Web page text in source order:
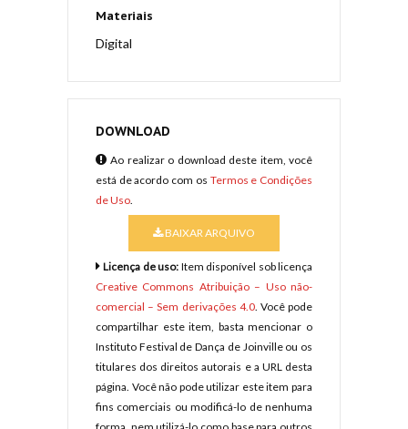
Materiais
Digital
DOWNLOAD
Ao realizar o download deste item, você
está de acordo com os Termos e Condições
de Uso.
BAIXAR ARQUIVO
Licença de uso: Item disponível sob licença
Creative Commons Atribuição – Uso não-
comercial – Sem derivações 4.0. Você pode
compartilhar este item, basta mencionar o
Instituto Festival de Dança de Joinville ou os
titulares dos direitos autorais e a URL desta
página. Você não pode utilizar este item para
fins comerciais ou modificá-lo de nenhuma